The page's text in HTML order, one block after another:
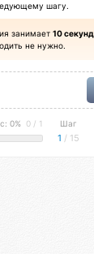
шагу.
занимает 10 секунд
не нужно.
0% 0 / 1 Шаг
1 / 15